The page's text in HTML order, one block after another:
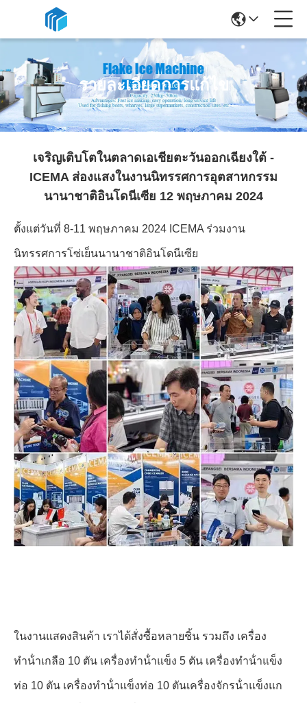
รายละเอียดการแก้ไข
เจริญเติบโตในตลาดเอเชียตะวันออกเฉียงใต้ -
ICEMA ส่องแสงในงานนิทรรศการอุตสาหกรรม
นานาชาติอินโดนีเซีย 12 พฤษภาคม 2024
ตั้งแต่วันที่ 8-11 พฤษภาคม 2024 ICEMA ร่วมงาน
นิทรรศการโซ่เย็นนานาชาติอินโดนีเซีย
ในงานแสดงสินค้า เราได้สั่งซื้อหลายชิ้น รวมถึง เครื่อง
ทําน้ําเกลือ 10 ตัน เครื่องทําน้ําแข็ง 5 ตัน เครื่องทําน้ําแข็ง
ท่อ 10 ตัน เครื่องทําน้ําแข็งท่อ 10 ตันเครื่องจักรน้ําแข็งแก